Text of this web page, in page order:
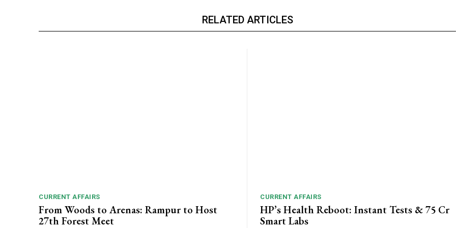
RELATED ARTICLES
CURRENT AFFAIRS
From Woods to Arenas: Rampur to Host
27th Forest Meet
CURRENT AFFAIRS
HP’s Health Reboot: Instant Tests & ₹75 Cr
Smart Labs